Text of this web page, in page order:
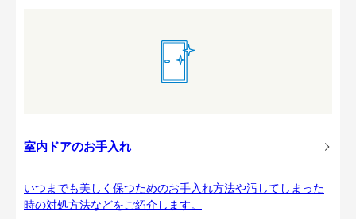
室内ドアのお手入れ
いつまでも美しく保つためのお手入れ方法や汚してしまった
時の対処方法などをご紹介します。